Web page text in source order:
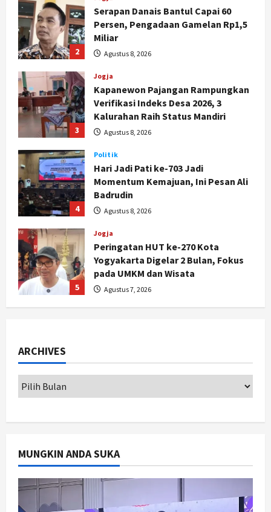
2
Serapan Danais Bantul Capai 60
Persen, Pengadaan Gamelan Rp1,5
Miliar
Agustus 8, 2026
3
Jogja
Kapanewon Pajangan Rampungkan
Verifikasi Indeks Desa 2026, 3
Kalurahan Raih Status Mandiri
Agustus 8, 2026
4
Politik
Hari Jadi Pati ke-703 Jadi
Momentum Kemajuan, Ini Pesan Ali
Badrudin
Agustus 8, 2026
5
Jogja
Peringatan HUT ke-270 Kota
Yogyakarta Digelar 2 Bulan, Fokus
pada UMKM dan Wisata
Agustus 7, 2026
1
Politik
Agustus 9, 2026
Serapan Danais Bantul Capai 60
Jogja
Kapanewon Pajangan Rampungkan
Kalurahan Raih Status Mandiri
ARCHIVES
MUNGKIN ANDA SUKA